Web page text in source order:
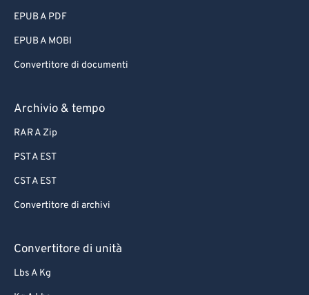
EPUB A PDF
EPUB A MOBI
Convertitore di documenti
Archivio & tempo
RAR A Zip
PST A EST
CST A EST
Convertitore di archivi
Convertitore di unità
Lbs A Kg